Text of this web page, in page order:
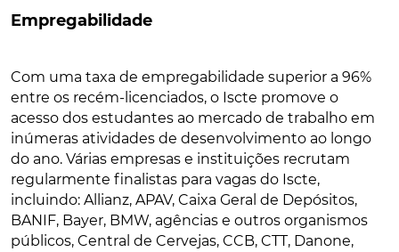
Empregabilidade
Com uma taxa de empregabilidade superior a 96%
entre os recém-licenciados, o Iscte promove o
acesso dos estudantes ao mercado de trabalho em
inúmeras atividades de desenvolvimento ao longo
do ano. Várias empresas e instituições recrutam
regularmente finalistas para vagas do Iscte,
incluindo: Allianz, APAV, Caixa Geral de Depósitos,
BANIF, Bayer, BMW, agências e outros organismos
públicos, Central de Cervejas, CCB, CTT, Danone,